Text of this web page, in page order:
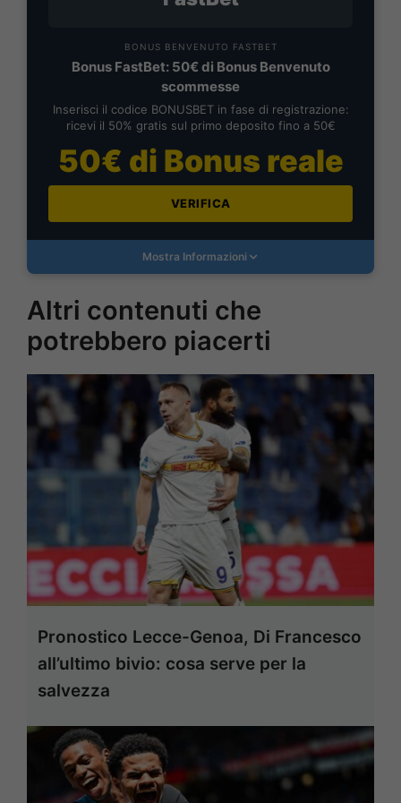
BONUS BENVENUTO FASTBET
Bonus FastBet: 50€ di Bonus Benvenuto
scommesse
Inserisci il codice BONUSBET in fase di registrazione:
ricevi il 50% gratis sul primo deposito fino a 50€
50€ di Bonus reale
VERIFICA
Mostra Informazioni
Altri contenuti che
potrebbero piacerti
Pronostico Lecce-Genoa, Di Francesco
all’ultimo bivio: cosa serve per la
salvezza